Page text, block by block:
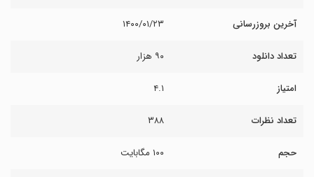
آخرین بروزرسانی ۱۴۰۰/۰۱/۲۳
تعداد دانلود ۹۰ هزار
امتیاز ۴.۱
تعداد نظرات ۳۸۸
حجم ۱۰۰ مگابایت